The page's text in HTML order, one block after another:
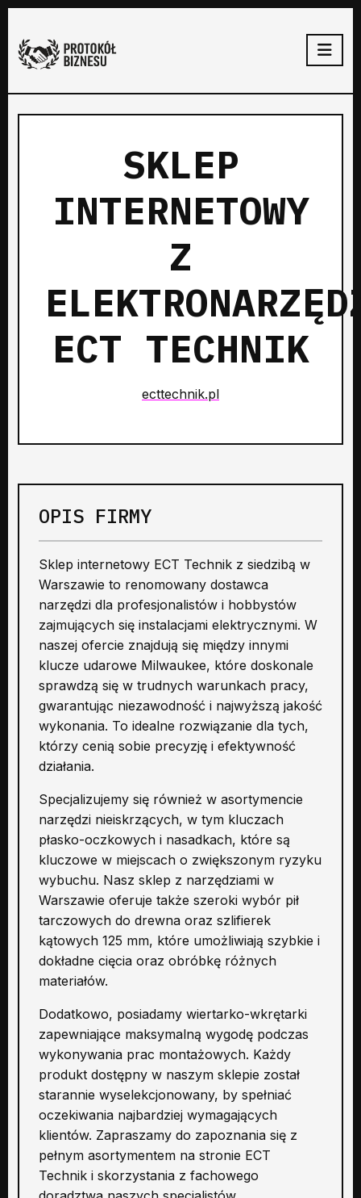
SKLEP
INTERNETOWY
Z
ECT TECHNIK
ecttechnik.pl
OPIS FIRMY
Sklep internetowy ECT Technik z siedzibą w
Warszawie to renomowany dostawca
narzędzi dla profesjonalistów i hobbystów
zajmujących się instalacjami elektrycznymi. W
naszej ofercie znajdują się między innymi
klucze udarowe Milwaukee, które doskonale
sprawdzą się w trudnych warunkach pracy,
gwarantując niezawodność i najwyższą jakość
wykonania. To idealne rozwiązanie dla tych,
którzy cenią sobie precyzję i efektywność
działania.
Specjalizujemy się również w asortymencie
narzędzi nieiskrzących, w tym kluczach
płasko-oczkowych i nasadkach, które są
kluczowe w miejscach o zwiększonym ryzyku
wybuchu. Nasz sklep z narzędziami w
Warszawie oferuje także szeroki wybór pił
tarczowych do drewna oraz szlifierek
kątowych 125 mm, które umożliwiają szybkie i
dokładne cięcia oraz obróbkę różnych
materiałów.
Dodatkowo, posiadamy wiertarko-wkrętarki
zapewniające maksymalną wygodę podczas
wykonywania prac montażowych. Każdy
produkt dostępny w naszym sklepie został
starannie wyselekcjonowany, by spełniać
oczekiwania najbardziej wymagających
klientów. Zapraszamy do zapoznania się z
pełnym asortymentem na stronie ECT
Technik i skorzystania z fachowego